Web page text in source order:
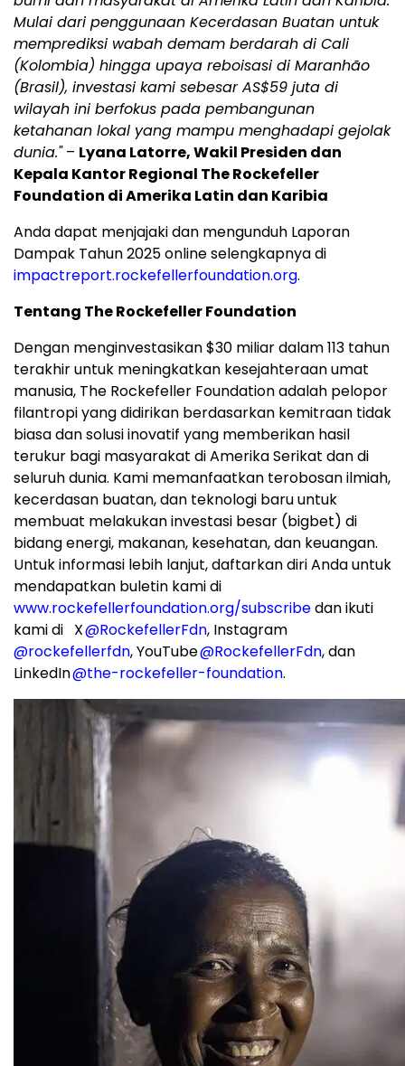
Mulai dari penggunaan Kecerdasan Buatan untuk
memprediksi wabah demam berdarah di Cali
(Kolombia) hingga upaya reboisasi di Maranhão
(Brasil), investasi kami sebesar AS$59 juta di
wilayah ini berfokus pada pembangunan
ketahanan lokal yang mampu menghadapi gejolak
dunia."– Lyana Latorre, Wakil Presiden dan
Kepala Kantor Regional The Rockefeller
Foundation di Amerika Latin dan Karibia
Anda dapat menjajaki dan mengunduh Laporan
Dampak Tahun 2025 online selengkapnya di
impactreport.rockefellerfoundation.org.
Tentang The Rockefeller Foundation
Dengan menginvestasikan $30 miliar dalam 113 tahun
terakhir untuk meningkatkan kesejahteraan umat
manusia, The Rockefeller Foundation adalah pelopor
filantropi yang didirikan berdasarkan kemitraan tidak
biasa dan solusi inovatif yang memberikan hasil
terukur bagi masyarakat di Amerika Serikat dan di
seluruh dunia. Kami memanfaatkan terobosan ilmiah,
kecerdasan buatan, dan teknologi baru untuk
membuat melakukan investasi besar (bigbet) di
bidang energi, makanan, kesehatan, dan keuangan.
Untuk informasi lebih lanjut, daftarkan diri Anda untuk
mendapatkan buletin kami di
www.rockefellerfoundation.org/subscribedan ikuti
kami di X@RockefellerFdn, Instagram
@rockefellerfdn, YouTube@RockefellerFdn, dan
LinkedIn@the-rockefeller-foundation.